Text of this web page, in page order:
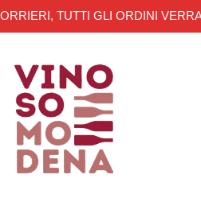
TUTTI GLI ORDINI